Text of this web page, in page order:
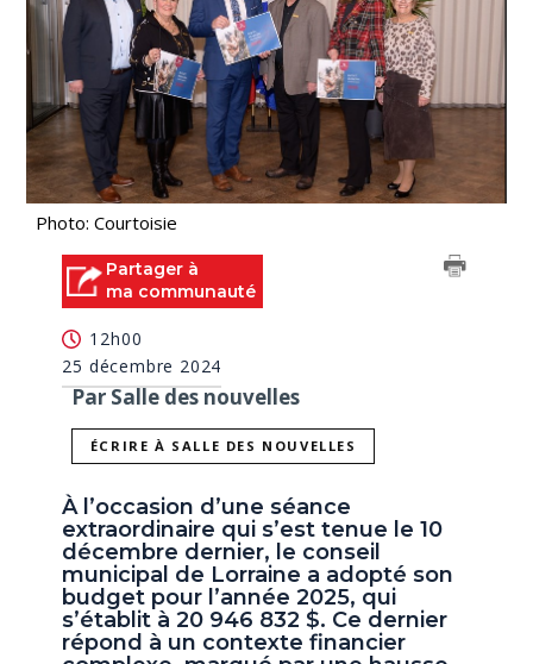
Photo: Courtoisie
Partager à
ma communauté
12h00
25 décembre 2024
Par Salle des nouvelles
ÉCRIRE À SALLE DES NOUVELLES
À l’occasion d’une séance
extraordinaire qui s’est tenue le 10
décembre dernier, le conseil
municipal de Lorraine a adopté son
budget pour l’année 2025, qui
s’établit à 20 946 832 $. Ce dernier
répond à un contexte financier